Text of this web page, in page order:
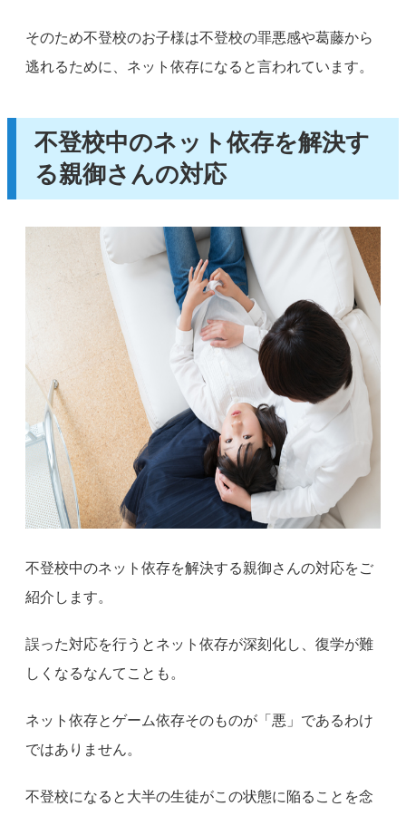
そのため不登校のお子様は不登校の罪悪感や葛藤から
逃れるために、ネット依存になると言われています。
不登校中のネット依存を解決す
る親御さんの対応
不登校中のネット依存を解決する親御さんの対応をご
紹介します。
誤った対応を行うとネット依存が深刻化し、復学が難
しくなるなんてことも。
ネット依存とゲーム依存そのものが「悪」であるわけ
ではありません。
不登校になると大半の生徒がこの状態に陥ることを念